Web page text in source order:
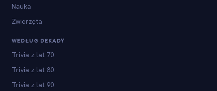
Nauka
Zwierzęta
WEDŁUG DEKADY
Trivia z lat 70.
Trivia z lat 80.
Trivia z lat 90.